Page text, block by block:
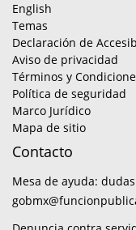
English
Temas
Declaración de
Aviso de privacidad
Términos y
Política de seguridad
Marco Jurídico
Mapa de sitio
Contacto
Mesa de ayuda: